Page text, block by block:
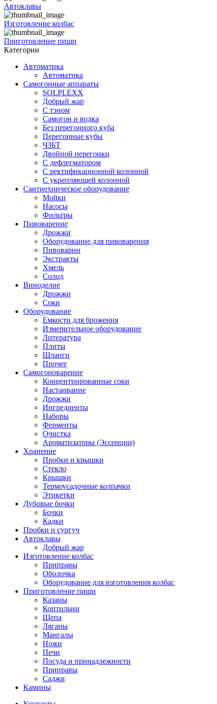
Автоклавы
Изготовление колбас
Приготовление пищи
Категории
Автоматика
Автоматика
Самогонные аппараты
SOLPLEXX
Добрый жар
С тэном
Самогон и водка
Без перегонного куба
Перегонные кубы
ЧЗБТ
Двойной перегонки
С дефлегматором
С ректификационной колонной
С укрепляющей колонной
Сантнехническое оборудование
Мойки
Насосы
Фильтры
Пивоварение
Дрожжи
Оборудование для пивоварения
Пивоварни
Экстракты
Хмель
Солод
Виноделие
Дрожжи
Соки
Оборудование
Емкости для брожения
Измерительное оборудование
Литература
Плиты
Шланги
Прочее
Самогоноварение
Концентрированные соки
Настаивание
Дрожжи
Ингредиенты
Наборы
Ферменты
Очистка
Ароматизаторы (Эссенции)
Хранение
Пробки и крышки
Стекло
Крышки
Термоусадочные колпачки
Этикетки
Дубовые бочки
Бочки
Кадки
Пробки и сургуч
Автоклавы
Добрый жар
Изготовление колбас
Приправы
Оболочка
Оборудование для изготовления колбас
Приготовление пищи
Казаны
Коптильни
Щепа
Ляганы
Мангалы
Ножи
Печи
Посуда и принадлежности
Приправы
Саджи
Камины